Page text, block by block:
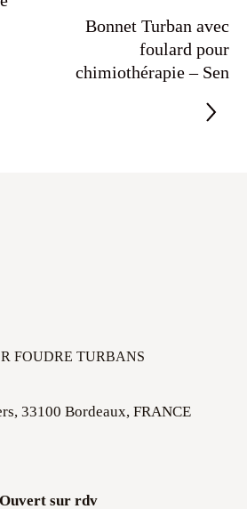
Bonnet Turban avec
foulard pour
chimiothérapie – Sen
FOUDRE TURBANS
33100 Bordeaux, FRANCE
Ouvert sur rdv